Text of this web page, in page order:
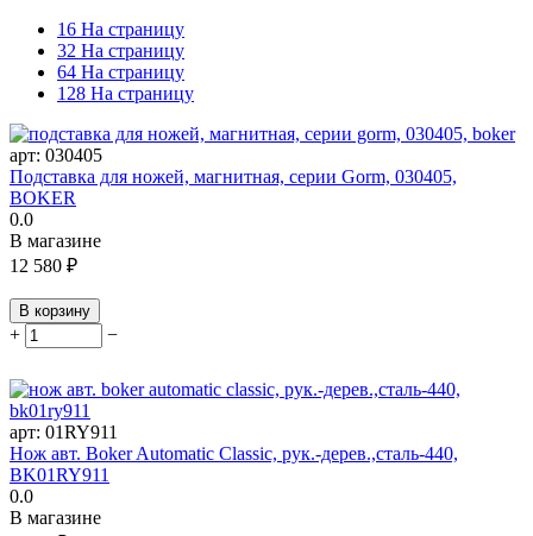
16 На страницу
32 На страницу
64 На страницу
128 На страницу
арт: 030405
Подставка для ножей, магнитная, серии Gorm, 030405,
BOKER
0.0
В магазине
12 580 ₽
В корзину
+ −
арт: 01RY911
Нож авт. Boker Automatic Classic, рук.-дерев.,сталь-440,
BK01RY911
0.0
В магазине